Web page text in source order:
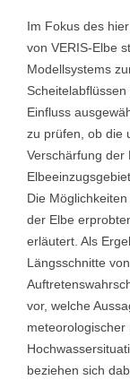
Im Fokus des
von VERIS-Elbe
Modellsystems
Einfluss
zu prüfen, ob die
Verschärfung der
Die
der Elbe
erläutert. Als
Längsschnitte
vor, welche
beziehen sich